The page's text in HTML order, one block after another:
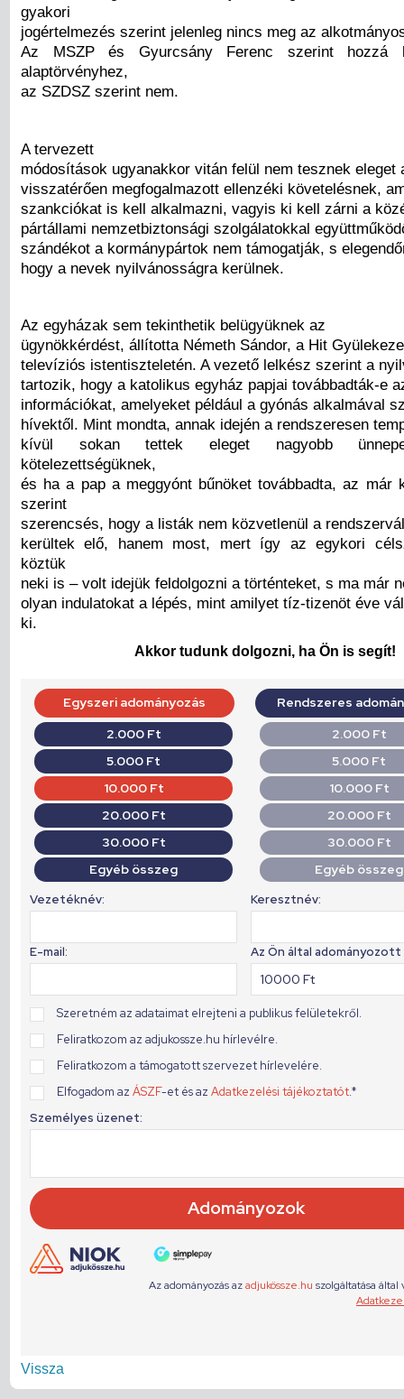
gyakori
jogértelmezés szerint jelenleg nincs meg az
Az MSZP és Gyurcsány Ferenc szerint hozzá
alaptörvényhez,
az SZDSZ szerint nem.
A tervezett
módosítások ugyanakkor vitán felül nem tesznek eleget
visszatérően megfogalmazott ellenzéki követelésnek,
szankciókat is kell alkalmazni, vagyis ki kell zárni a
pártállami nemzetbiztonsági szolgálatokkal
szándékot a kormánypártok nem támogatják, s
hogy a nevek nyilvánosságra kerülnek.
Az egyházak sem tekinthetik belügyüknek az
ügynökkérdést, állította Németh Sándor, a Hit
televíziós istentiszteletén. A vezető lelkész szerint a
tartozik, hogy a katolikus egyház papjai továbbadták-e
információkat, amelyeket például a gyónás alkalmával
hívektől. Mint mondta, annak idején a rendszeresen
kívül sokan tettek eleget nagyobb
kötelezettségüknek,
és ha a pap a meggyónt bűnöket továbbadta, az már
szerint
szerencsés, hogy a listák nem közvetlenül a
kerültek elő, hanem most, mert így az egykori
köztük
neki is – volt idejük feldolgozni a történteket, s ma már
olyan indulatokat a lépés, mint amilyet tíz-tizenöt éve
ki.
Akkor tudunk dolgozni, ha Ön is segít!
Vissza